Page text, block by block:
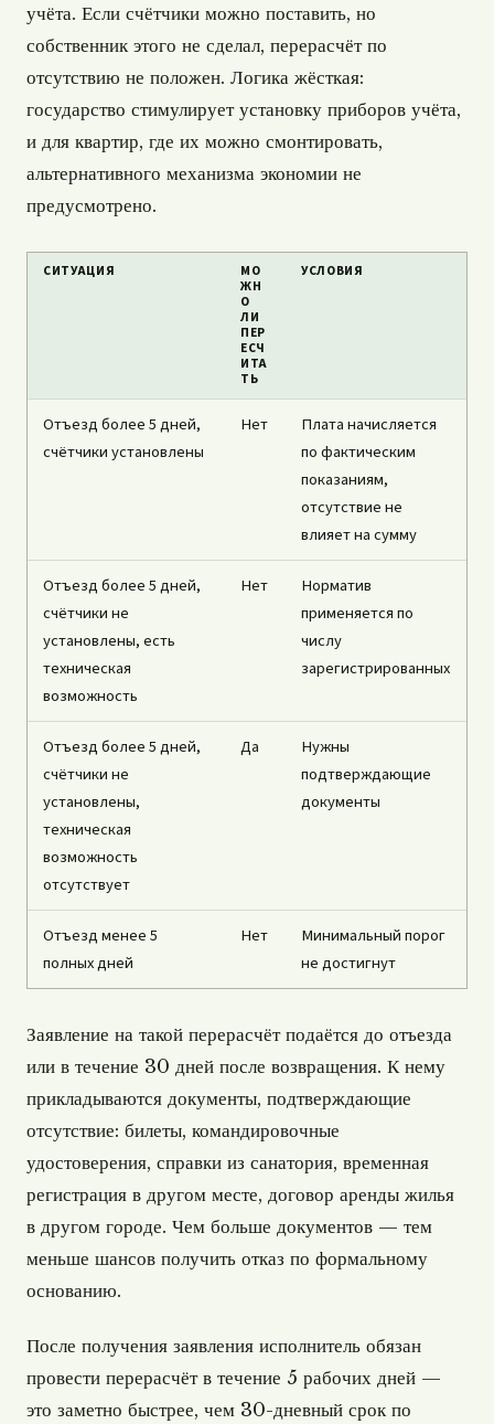
учёта. Если счётчики можно поставить, но
собственник этого не сделал, перерасчёт по
отсутствию не положен. Логика жёсткая:
государство стимулирует установку приборов учёта,
и для квартир, где их можно смонтировать,
альтернативного механизма экономии не
предусмотрено.
СИТУАЦИЯ
МО
ЖН
О
ЛИ
ПЕР
ЕСЧ
ИТА
ТЬ
УСЛОВИЯ
Отъезд более 5 дней,
счётчики установлены
Нет
Плата начисляется
по фактическим
показаниям,
отсутствие не
влияет на сумму
Отъезд более 5 дней,
счётчики не
установлены, есть
техническая
возможность
Нет
Норматив
применяется по
числу
зарегистрированных
Отъезд более 5 дней,
счётчики не
установлены,
техническая
возможность
отсутствует
Да
Нужны
подтверждающие
документы
Отъезд менее 5
полных дней
Нет
Минимальный порог
не достигнут
Заявление на такой перерасчёт подаётся до отъезда
или в течение 30 дней после возвращения. К нему
прикладываются документы, подтверждающие
отсутствие: билеты, командировочные
удостоверения, справки из санатория, временная
регистрация в другом месте, договор аренды жилья
в другом городе. Чем больше документов — тем
меньше шансов получить отказ по формальному
основанию.
После получения заявления исполнитель обязан
провести перерасчёт в течение 5 рабочих дней —
это заметно быстрее, чем 30-дневный срок по